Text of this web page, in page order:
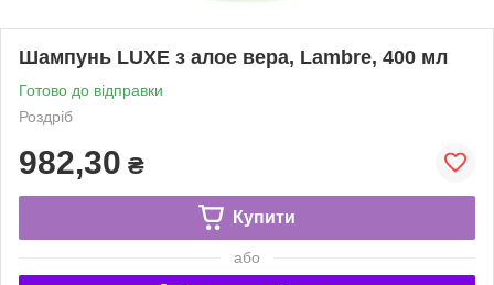
Шампунь LUXE з алое вера, Lambre, 400 мл
Готово до відправки
Роздріб
982,30 ₴
Купити
або